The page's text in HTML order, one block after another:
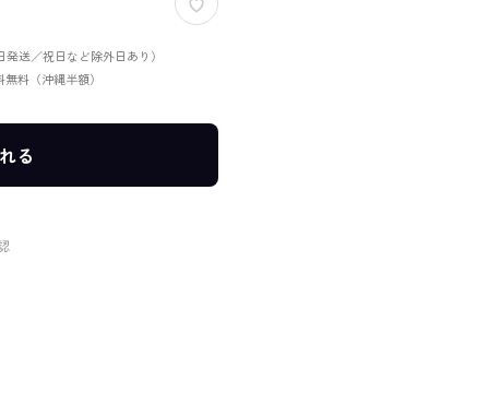
送／祝日など除外日あり）
料（沖縄半額）
る